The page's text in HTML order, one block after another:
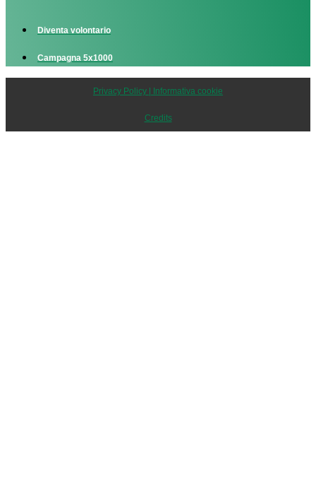
Diventa volontario
Campagna 5x1000
Privacy Policy | Informativa cookie
Credits